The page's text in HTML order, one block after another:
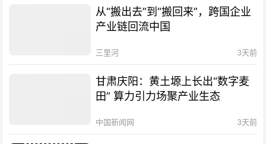
从“搬出去”到“搬回来”，跨国企业
产业链回流中国
三里河 3天前
甘肃庆阳：黄土塬上长出“数字麦
田” 算力引力场聚产业生态
中国新闻网 3天前